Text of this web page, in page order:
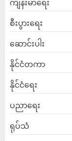
ကျန်းမာရေး
စီးပွားရေး
ဆောင်းပါး
နိုင်ငံတကာ
နိုင်ငံရေး
ပညာရေး
ရုပ်သံ